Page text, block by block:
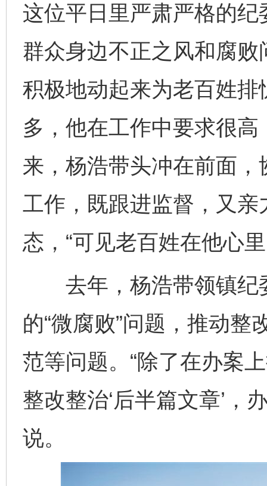
这位平日里严肃严格的纪
群众身边不正之风和腐
积极地动起来为老百姓
多，他在工作中要求很
来，杨浩带头冲在前面
工作，既跟进监督，又
态，“可见老百姓在他心
去年，杨浩带领镇纪
的“微腐败”问题，推动
范等问题。“除了在办案
整改整治‘后半篇文章’，
说。